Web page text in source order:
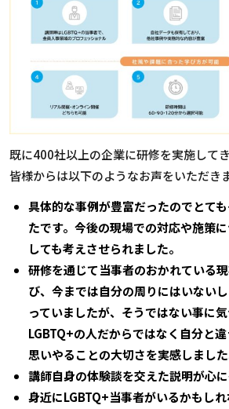
既に400社以上の企業に研修を実施して
皆様からは以下のようなお声をいただき
具体的な事例が豊富だったのでとて
たです。今後の現場での対応や施策
しても考えさせられました。
研修を通じて当事者のおかれている
び、今までは自分の周りにはいない
っていましたが、そうではない事に気
LGBTQ+の人だからではなく自分と違
思いやることの大切さを実感しました
講師自身の体験談を交えた説明が心に
身近にLGBTQ+当事者がいるかもし